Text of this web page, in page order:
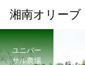
湘南オリー
ユニバー
サル農場